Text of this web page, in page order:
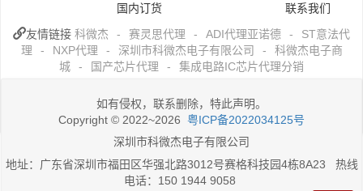
国内订货
联系我们
友情链接 科微杰 - 赛灵思代理 - ADI代理亚诺德 -
ST意法代
理
- NXP代理 - 深圳市科微杰电子有限公司 -
科微杰电子商
城
- 国产芯片代理 - 集成电路IC芯片代理分销
如有侵权，联系删除，特此声明。
Copyright © 2022~2026 粤ICP备2022034125号
深圳市科微杰电子有限公司
地址：广东省深圳市福田区华强北路3012号赛格科技园4栋8A23 热线
电话：150 1944 9058